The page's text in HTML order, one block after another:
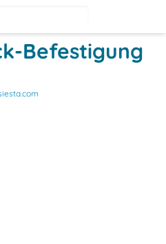
Befestigung